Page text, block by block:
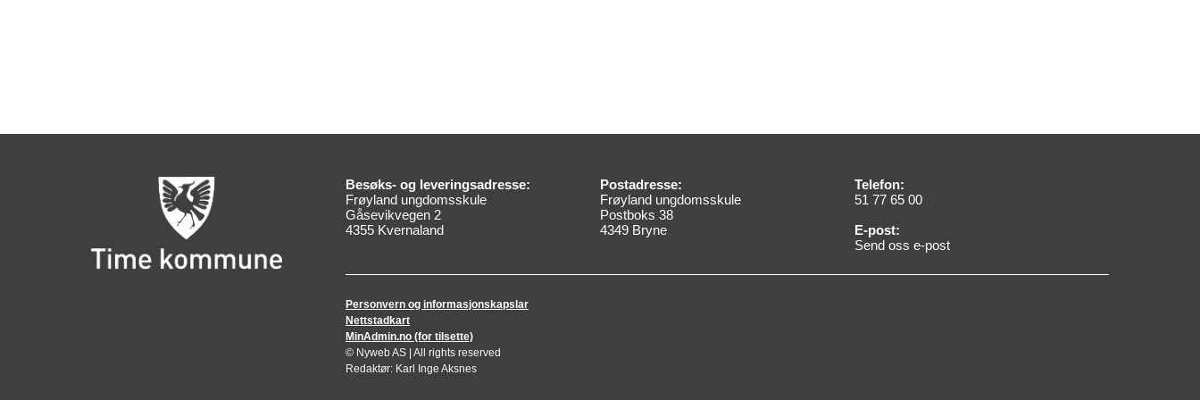
Besøks- og leveringsadresse:
Frøyland ungdomsskule
Gåsevikvegen 2
4355 Kvernaland
Postadresse:
Frøyland ungdomsskule
Postboks 38
4349 Bryne
Telefon:
51 77 65 00
E-post:
Send oss e-post
Personvern og informasjonskapslar
Nettstadkart
MinAdmin.no (for tilsette)
© Nyweb AS | All rights reserved
Redaktør: Karl Inge Aksnes